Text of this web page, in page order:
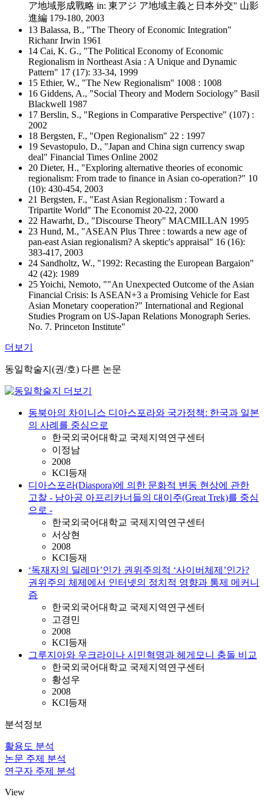
ア地域形成戰略 in: 東アジ ア地域主義と日本外交" 山影
進編 179-180, 2003
13 Balassa, B., "The Theory of Economic Integration"
Richanr Irwin 1961
14 Cai, K. G., "The Political Economy of Economic
Regionalism in Northeast Asia : A Unique and Dynamic
Pattern" 17 (17): 33-34, 1999
15 Ethier, W., "The New Regionalism" 1008 : 1008
16 Giddens, A., "Social Theory and Modern Sociology" Basil
Blackwell 1987
17 Berslin, S., "Regions in Comparative Perspective" (107) :
2002
18 Bergsten, F., "Open Regionalism" 22 : 1997
19 Sevastopulo, D., "Japan and China sign currency swap
deal" Financial Times Online 2002
20 Dieter, H., "Exploring alternative theories of economic
regionalism: From trade to finance in Asian co-operation?" 10
(10): 430-454, 2003
21 Bergsten, F., "East Asian Regionalism : Toward a
Tripartite World" The Economist 20-22, 2000
22 Hawarht, D., "Discourse Theory" MACMILLAN 1995
23 Hund, M., "ASEAN Plus Three : towards a new age of
pan-east Asian regionalism? A skeptic's appraisal" 16 (16):
383-417, 2003
24 Sandholtz, W., "1992: Recasting the European Bargaion"
42 (42): 1989
25 Yoichi, Nemoto, ""An Unexpected Outcome of the Asian
Financial Crisis: Is ASEAN+3 a Promising Vehicle for East
Asian Monetary cooperation?" International and Regional
Studies Program on US-Japan Relations Monograph Series.
No. 7. Princeton Institute"
더보기
동일학술지(권/호) 다른 논문
동북아의 차이니스 디아스포라와 국가정책: 한국과 일본
의 사례를 중심으로
한국외국어대학교 국제지역연구센터
이정남
2008
KCI등재
디아스포라(Diaspora)에 의한 문화적 변동 현상에 관한
고찰 - 남아공 아프리카너들의 대이주(Great Trek)를 중심
으로 -
한국외국어대학교 국제지역연구센터
서상현
2008
KCI등재
‘독재자의 딜레마’인가 권위주의적 ‘사이버체제’인가?
권위주의 체제에서 인터넷의 정치적 영향과 통제 메커니
즘
한국외국어대학교 국제지역연구센터
고경민
2008
KCI등재
그루지아와 우크라이나 시민혁명과 헤게모니 충돌 비교
한국외국어대학교 국제지역연구센터
황성우
2008
KCI등재
분석정보
활용도 분석
논문 주제 분석
연구자 주제 분석
View